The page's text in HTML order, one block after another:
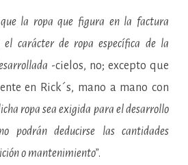
que la ropa que figura en la factura
carácter de ropa específica de la
-cielos, no; excepto que
en Rick´s, mano a mano con
ropa sea exigida para el desarrollo
podrán deducirse las cantidades
o mantenimiento”.